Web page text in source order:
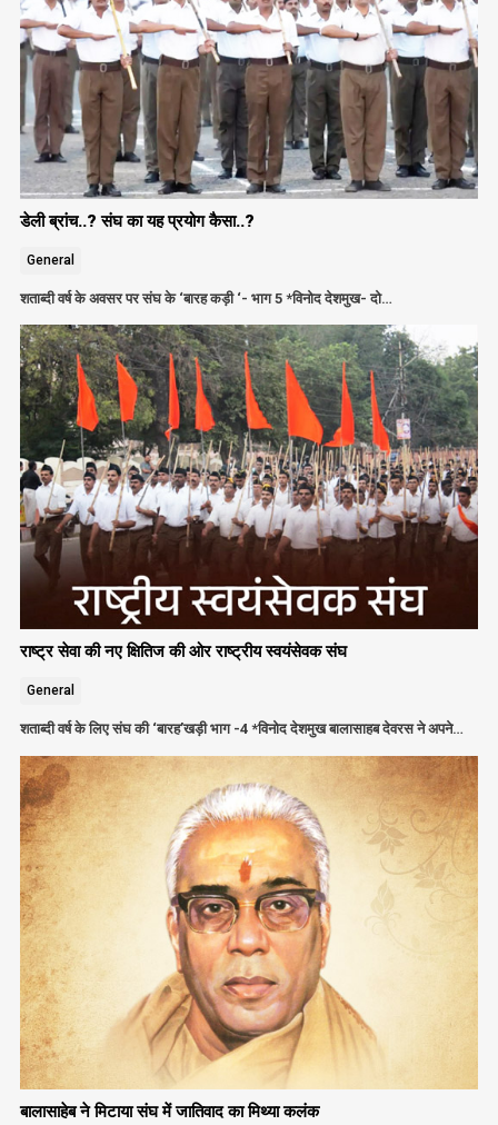
डेली ब्रांच..? संघ का यह प्रयोग कैसा..?
General
शताब्दी वर्ष के अवसर पर संघ के ‘बारह कड़ी ‘- भाग 5 *विनोद देशमुख- दो…
राष्ट्र सेवा की नए क्षितिज की ओर राष्ट्रीय स्वयंसेवक संघ
General
शताब्दी वर्ष के लिए संघ की ‘बारह’खड़ी भाग -4 *विनोद देशमुख बालासाहब देवरस ने अपने…
बालासाहेब ने मिटाया संघ में जातिवाद का मिथ्या कलंक